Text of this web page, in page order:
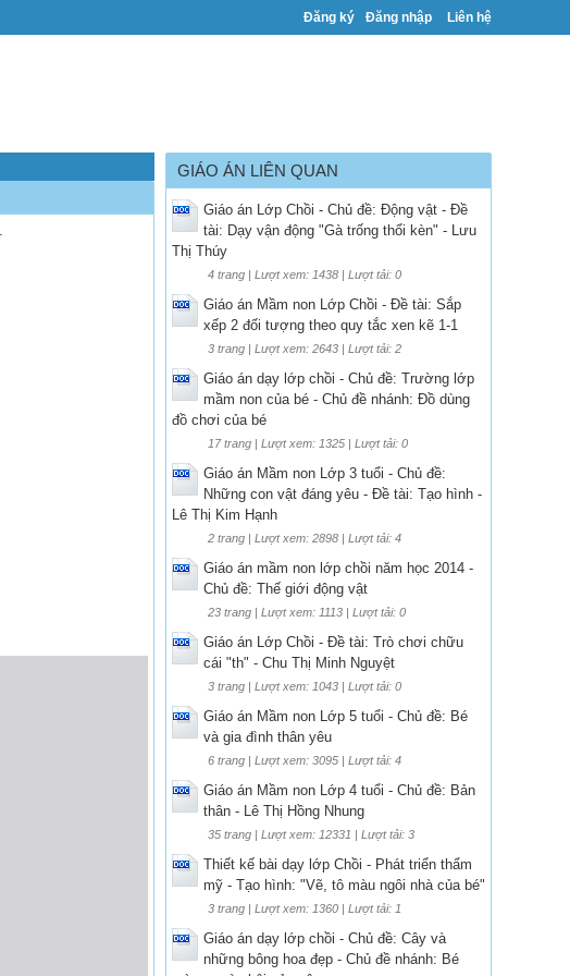
Đăng ký Đăng nhập Liên hệ
GIÁO ÁN LIÊN QUAN
Giáo án Lớp Chồi - Chủ đề: Động vật - Đề
tài: Dạy vận động "Gà trống thổi kèn" - Lưu
Thị Thúy
4 trang | Lượt xem: 1438 | Lượt tải: 0
Giáo án Mầm non Lớp Chồi - Đề tài: Sắp
xếp 2 đối tượng theo quy tắc xen kẽ 1-1
3 trang | Lượt xem: 2643 | Lượt tải: 2
Giáo án dạy lớp chồi - Chủ đề: Trường lớp
mầm non của bé - Chủ đề nhánh: Đồ dùng
đồ chơi của bé
17 trang | Lượt xem: 1325 | Lượt tải: 0
Giáo án Mầm non Lớp 3 tuổi - Chủ đề:
Những con vật đáng yêu - Đề tài: Tạo hình -
Lê Thị Kim Hạnh
2 trang | Lượt xem: 2898 | Lượt tải: 4
Giáo án mầm non lớp chồi năm học 2014 -
Chủ đề: Thế giới động vật
23 trang | Lượt xem: 1113 | Lượt tải: 0
Giáo án Lớp Chồi - Đề tài: Trò chơi chữu
cái "th" - Chu Thị Minh Nguyệt
3 trang | Lượt xem: 1043 | Lượt tải: 0
Giáo án Mầm non Lớp 5 tuổi - Chủ đề: Bé
và gia đình thân yêu
6 trang | Lượt xem: 3095 | Lượt tải: 4
Giáo án Mầm non Lớp 4 tuổi - Chủ đề: Bản
thân - Lê Thị Hồng Nhung
35 trang | Lượt xem: 12331 | Lượt tải: 3
Thiết kế bài dạy lớp Chồi - Phát triển thẩm
mỹ - Tạo hình: "Vẽ, tô màu ngôi nhà của bé"
3 trang | Lượt xem: 1360 | Lượt tải: 1
Giáo án dạy lớp chồi - Chủ đề: Cây và
những bông hoa đẹp - Chủ đề nhánh: Bé